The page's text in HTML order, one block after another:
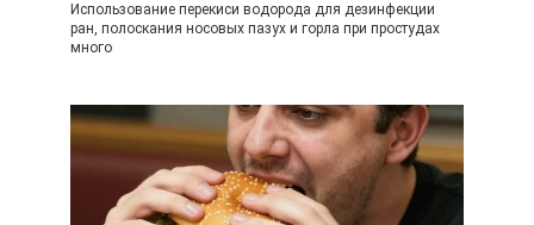
Использование перекиси водорода для дезинфекции
ран, полоскания носовых пазух и горла при простудах
много